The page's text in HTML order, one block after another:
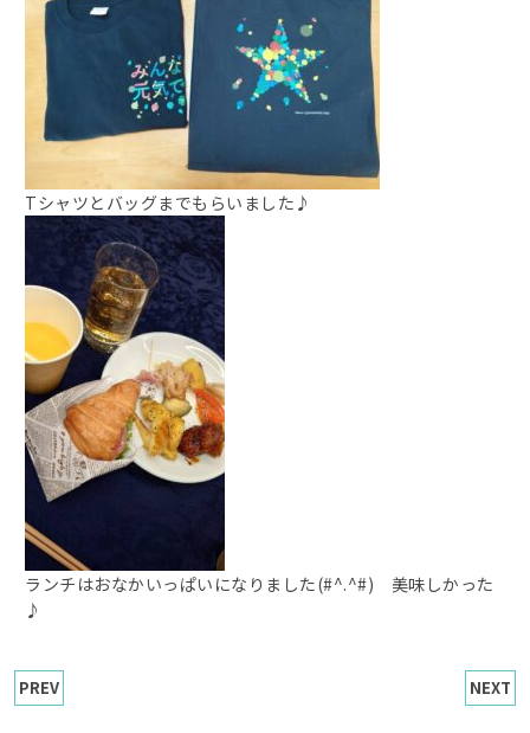
Tシャツとバッグまでもらいました♪
ランチはおなかいっぱいになりました(#^.^#) 美味しかった
♪
PREV NEXT